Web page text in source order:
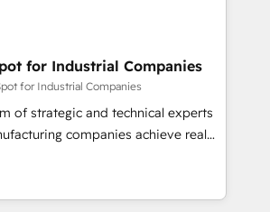
migration from other CRMs to
and data to drive revenue
We are SOC 2
we help
the OneMetric that matters most:
for Industrial Companies
for Industrial Companies
of strategic and technical experts
companies achieve real
delivering tailored solutions that
HubSpot’s platform and data to